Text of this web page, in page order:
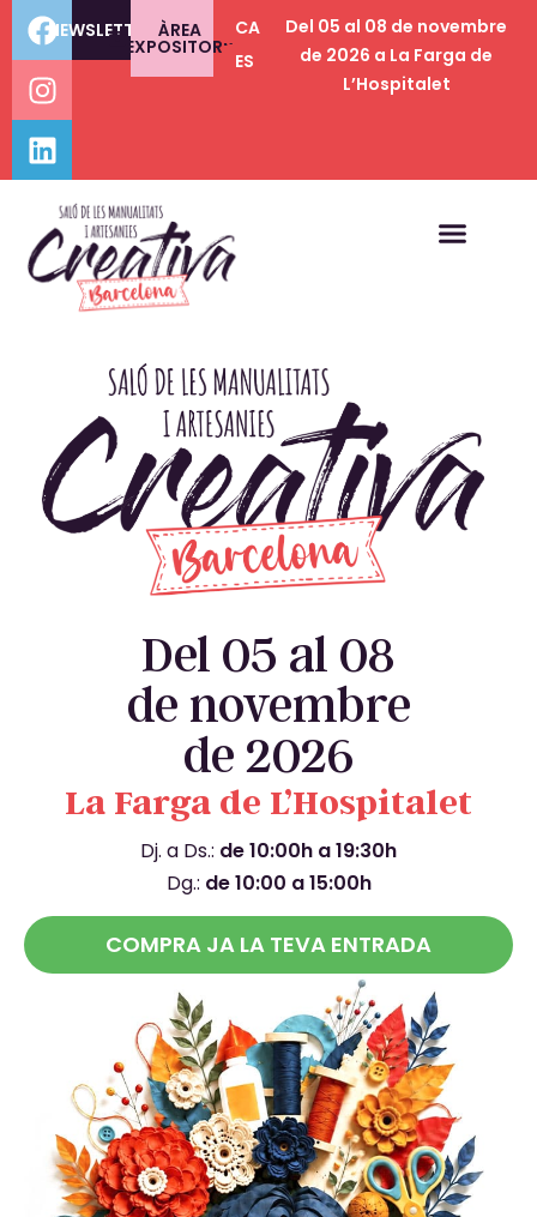
Del 05 al 08 de novembre
de 2026 a La Farga de
L’Hospitalet
NEWSLETTER ÀREA
EXPOSITORS
CA
ES
Del 05 al 08
de novembre
de 2026
La Farga de L’Hospitalet
Dj. a Ds.: de 10:00h a 19:30h
Dg.: de 10:00 a 15:00h
COMPRA JA LA TEVA ENTRADA